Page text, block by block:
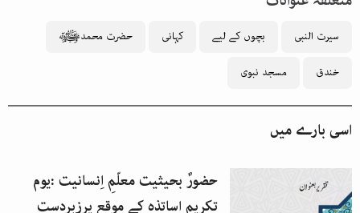
سیرت النبی بچوں کے لیے کہانی حضرت محمدﷺ
خندق مسجد نبوی
اسی بارے میں
حضورؐ بحیثیت معلّمِ اِنسانیت :یوم
تکریم اساتذہ کے موقع پرزبردست